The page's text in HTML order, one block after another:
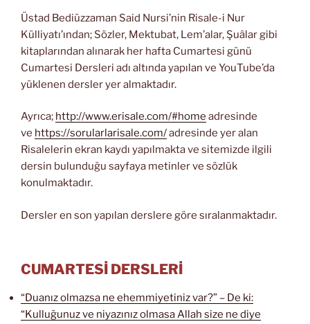
Üstad Bediüzzaman Said Nursi’nin Risale-i Nur
Külliyatı’ından; Sözler, Mektubat, Lem’alar, Şuâlar gibi
kitaplarından alınarak her hafta Cumartesi günü
Cumartesi Dersleri adı altında yapılan ve YouTube’da
yüklenen dersler yer almaktadır.
Ayrıca; http://www.erisale.com/#home adresinde
ve https://sorularlarisale.com/adresinde yer alan
Risalelerin ekran kaydı yapılmakta ve sitemizde ilgili
dersin bulunduğu sayfaya metinler ve sözlük
konulmaktadır.
Dersler en son yapılan derslere göre sıralanmaktadır.
CUMARTESİ DERSLERİ
“Duanız olmazsa ne ehemmiyetiniz var?” – De ki:
“Kulluğunuz ve niyazınız olmasa Allah size ne diye